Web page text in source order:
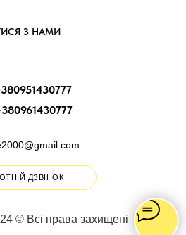
© Всі права захищені
З НАМИ
ДЗВІНОК